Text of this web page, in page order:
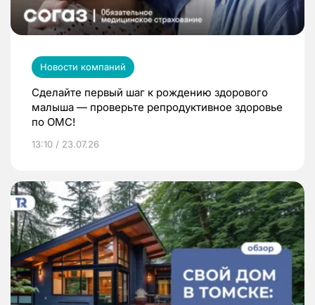
Новости компаний
Сделайте первый шаг к рождению здорового
малыша — проверьте репродуктивное здоровье
по ОМС!
13:10 / 23.07.26